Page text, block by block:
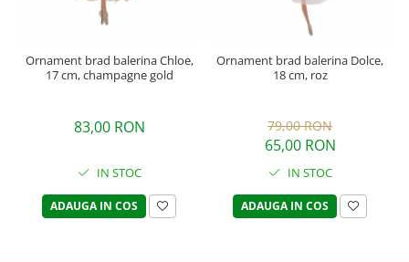
Ornament brad balerina Chloe,
17 cm, champagne gold
83,00 RON
IN STOC
ADAUGA IN COS
Ornament brad balerina Dolce,
18 cm, roz
79,00 RON
65,00 RON
IN STOC
ADAUGA IN COS